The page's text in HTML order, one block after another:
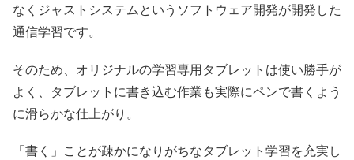
なくジャストシステムというソフトウェア開発が開発した
通信学習です。
そのため、オリジナルの学習専用タブレットは使い勝手が
よく、タブレットに書き込む作業も実際にペンで書くよう
に滑らかな仕上がり。
「書く」ことが疎かになりがちなタブレット学習を充実し